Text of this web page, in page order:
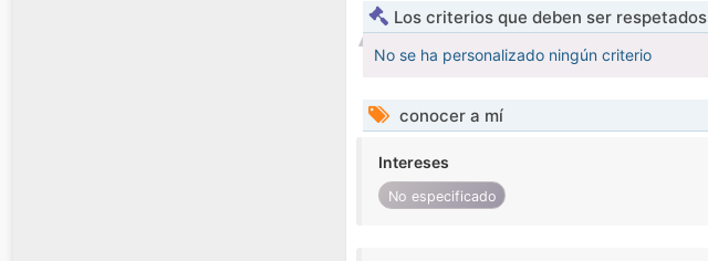
Los criterios que deben ser respetados
No se ha personalizado ningún criterio
conocer a mí
Intereses
No especificado